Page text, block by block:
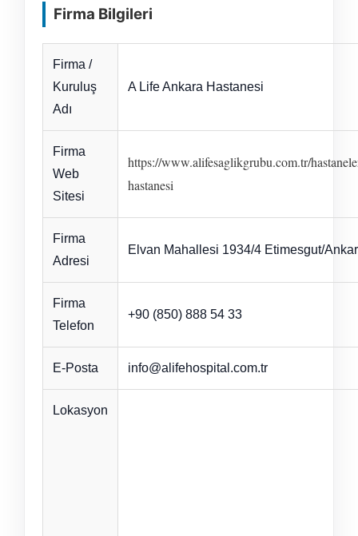
Firma Bilgileri
Firma /
Kuruluş
Adı
A Life Ankara Hastanesi
Firma
Web
Sitesi
https://www.alifesaglikgrubu.com.tr/
hastanesi
Firma
Adresi
Elvan Mahallesi 1934/4 Etimesgut/
Firma
Telefon
+90 (850) 888 54 33
E-Posta info@alifehospital.com.tr
Lokasyon